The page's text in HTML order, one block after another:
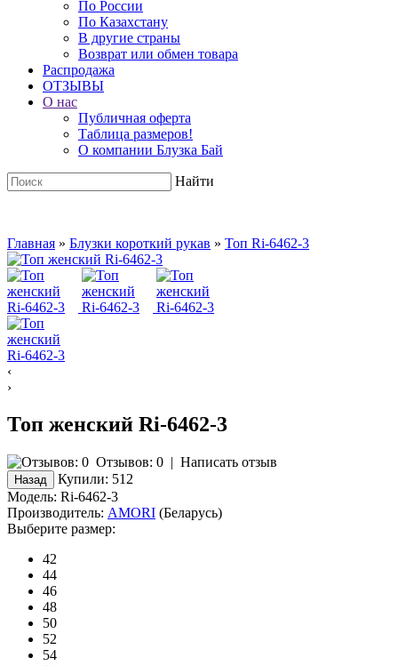
По России
По Казахстану
В другие страны
Возврат или обмен товара
Распродажа
ОТЗЫВЫ
О нас
Публичная оферта
Таблица размеров!
О компании Блузка Бай
Найти
Главная » Блузки короткий рукав » Топ Ri-6462-3
‹
›
Топ женский Ri-6462-3
Отзывов: 0 | Написать отзыв
Купили: 512
Модель: Ri-6462-3
Производитель: AMORI (Беларусь)
Выберите размер:
42
44
46
48
50
52
54